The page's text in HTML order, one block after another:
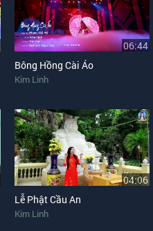
06:44
Bông Hồng Cài Áo
Kim Linh
04:06
Lễ Phật Cầu An
Kim Linh